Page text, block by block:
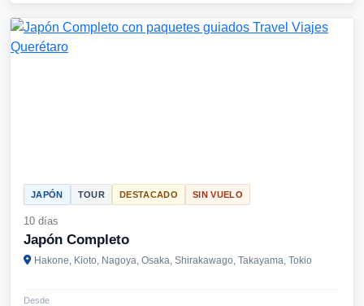
JAPÓN TOUR DESTACADO SIN VUELO
10 días
Japón Completo
Hakone, Kioto, Nagoya, Osaka, Shirakawago, Takayama, Tokio
Desde